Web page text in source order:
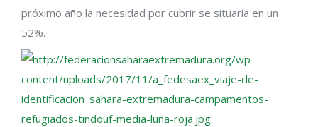
próximo año la necesidad por cubrir se situaría en un
52%.